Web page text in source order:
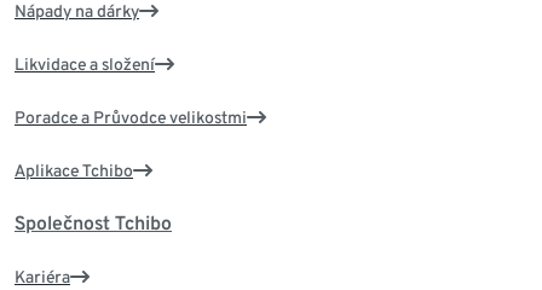
Nápady na dárky
Likvidace a složení
Poradce a Průvodce velikostmi
Aplikace Tchibo
Společnost Tchibo
Kariéra